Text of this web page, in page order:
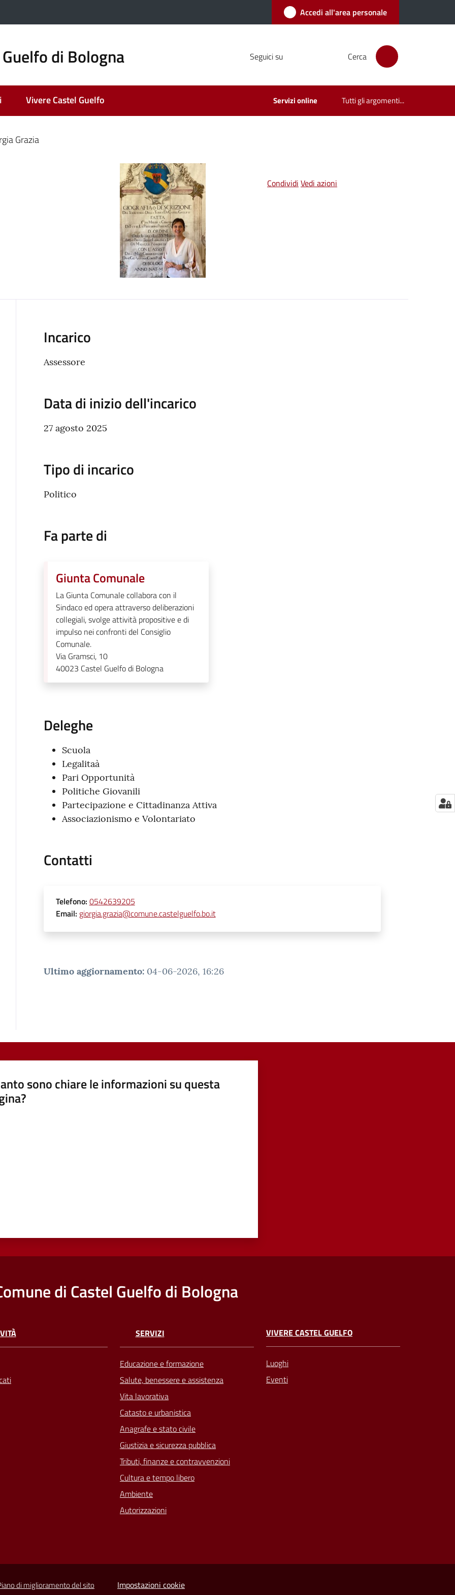
Accedi all'area personale
di Bologna Seguici su Cerca
Vivere Castel Guelfo Servizi online Tutti gli argomenti...
Grazia
Condividi Vedi azioni
Incarico
Assessore
Data di inizio dell'incarico
27 agosto 2025
Tipo di incarico
Politico
Fa parte di
Giunta Comunale
La Giunta Comunale collabora con il
Sindaco ed opera attraverso deliberazioni
collegiali, svolge attività propositive e di
impulso nei confronti del Consiglio
Comunale.
Via Gramsci, 10
40023 Castel Guelfo di Bologna
Deleghe
Scuola
Legalitaà
Pari Opportunità
Politiche Giovanili
Partecipazione e Cittadinanza Attiva
Associazionismo e Volontariato
Contatti
Telefono: 0542639205
Email: giorgia.grazia@comune.castelguelfo.bo.it
Ultimo aggiornamento: 04-06-2026, 16:26
sono chiare le informazioni su questa
di Castel Guelfo di Bologna
SERVIZI
Educazione e formazione
Salute, benessere e assistenza
Vita lavorativa
Catasto e urbanistica
Anagrafe e stato civile
Giustizia e sicurezza pubblica
Tributi, finanze e contravvenzioni
Cultura e tempo libero
Ambiente
Autorizzazioni
VIVERE CASTEL GUELFO
Luoghi
Eventi
di miglioramento del sito Impostazioni cookie